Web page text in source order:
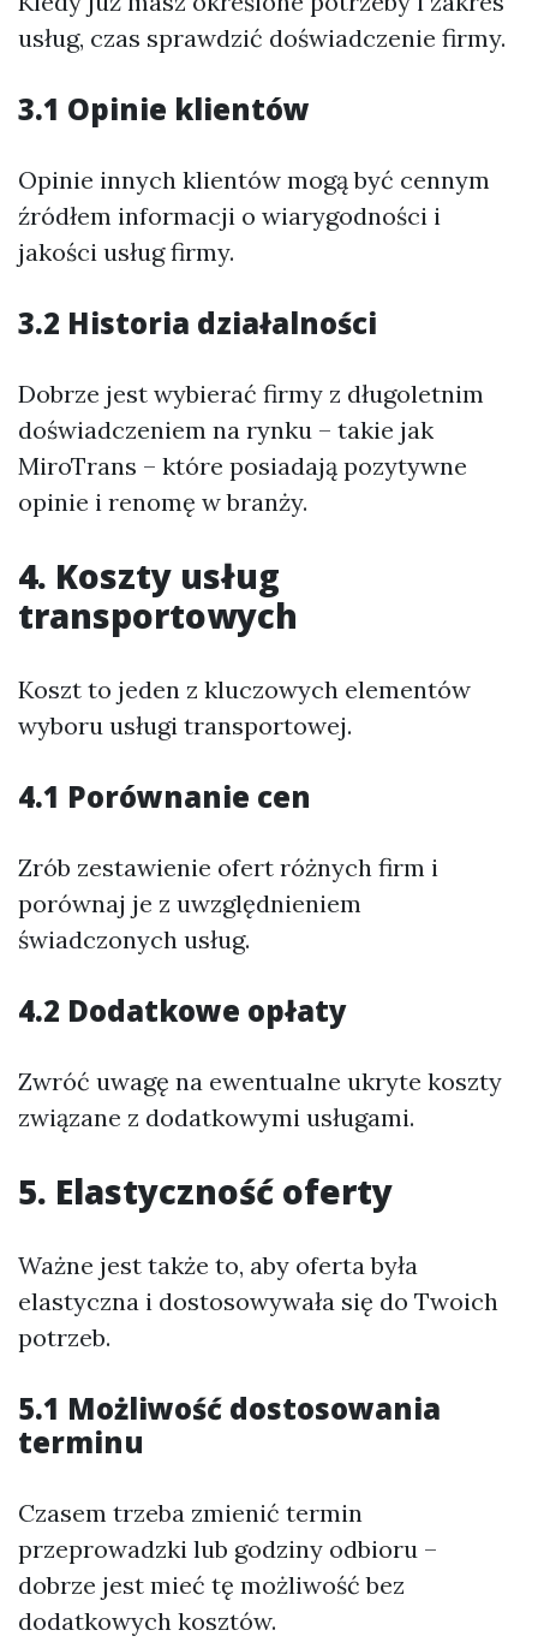
usług, czas sprawdzić doświadczenie firmy.
3.1 Opinie klientów
Opinie innych klientów mogą być cennym
źródłem informacji o wiarygodności i
jakości usług firmy.
3.2 Historia działalności
Dobrze jest wybierać firmy z długoletnim
doświadczeniem na rynku – takie jak
MiroTrans – które posiadają pozytywne
opinie i renomę w branży.
4. Koszty usług
transportowych
Koszt to jeden z kluczowych elementów
wyboru usługi transportowej.
4.1 Porównanie cen
Zrób zestawienie ofert różnych firm i
porównaj je z uwzględnieniem
świadczonych usług.
4.2 Dodatkowe opłaty
Zwróć uwagę na ewentualne ukryte koszty
związane z dodatkowymi usługami.
5. Elastyczność oferty
Ważne jest także to, aby oferta była
elastyczna i dostosowywała się do Twoich
potrzeb.
5.1 Możliwość dostosowania
terminu
Czasem trzeba zmienić termin
przeprowadzki lub godziny odbioru –
dobrze jest mieć tę możliwość bez
dodatkowych kosztów.